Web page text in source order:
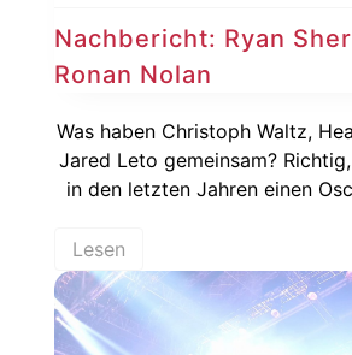
Nachbericht: Ryan
Ronan Nolan
Was haben Christoph Waltz,
Jared Leto gemeinsam?
in den letzten Jahren einen
Lesen